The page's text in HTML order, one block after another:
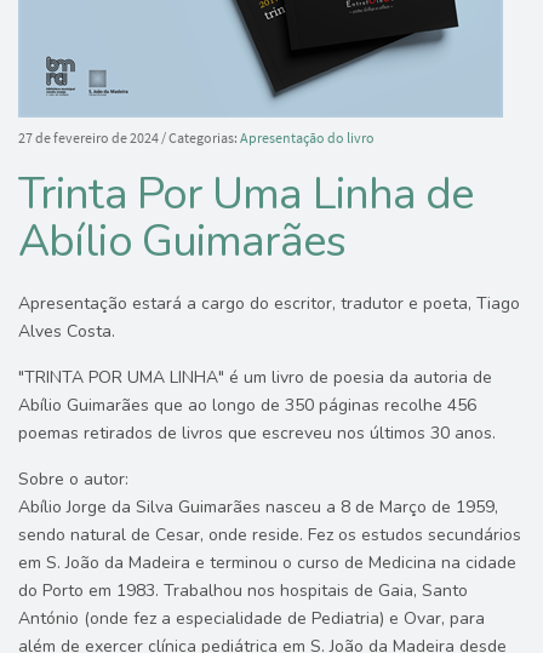
27 de fevereiro de 2024 / Categorias: Apresentação do livro
Trinta Por Uma Linha de
Abílio Guimarães
Apresentação estará a cargo do escritor, tradutor e poeta, Tiago
Alves Costa.
"TRINTA POR UMA LINHA" é um livro de poesia da autoria de
Abílio Guimarães que ao longo de 350 páginas recolhe 456
poemas retirados de livros que escreveu nos últimos 30 anos.
Sobre o autor:
Abílio Jorge da Silva Guimarães nasceu a 8 de Março de 1959,
sendo natural de Cesar, onde reside. Fez os estudos secundários
em S. João da Madeira e terminou o curso de Medicina na cidade
do Porto em 1983. Trabalhou nos hospitais de Gaia, Santo
António (onde fez a especialidade de Pediatria) e Ovar, para
além de exercer clínica pediátrica em S. João da Madeira desde